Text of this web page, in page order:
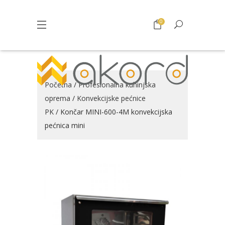
0
Početna /Profesionalna kuhinjska
oprema / Konvekcijske pećnice
PK / Končar MINI-600-4M konvekcijska
pećnica mini